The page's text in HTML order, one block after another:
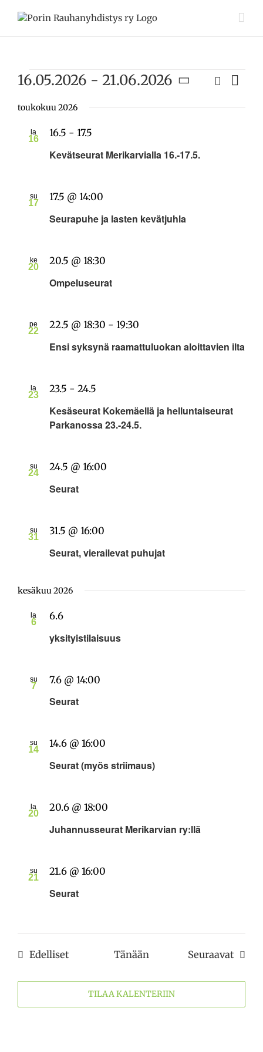
Tapahtumat Etsi
Lista
16.05.2026 - 21.06.2026
päivä.
toukokuu 2026
la
16
Kevätseurat Merikarvialla 16.-17.5.
16.5 - 17.5
su
17
Seurapuhe ja lasten kevätjuhla
17.5 @ 14:00
ke
20
Ompeluseurat
20.5 @ 18:30
pe
22
Ensi syksynä raamattuluokan aloittavien ilta
22.5 @ 18:30 - 19:30
la
23
Kesäseurat Kokemäellä ja helluntaiseurat
Parkanossa 23.-24.5.
23.5 - 24.5
su
24
Seurat
24.5 @ 16:00
su
31
Seurat, vierailevat puhujat
31.5 @ 16:00
kesäkuu 2026
la
6
yksityistilaisuus
6.6
su
7
Seurat
7.6 @ 14:00
su
14
Seurat (myös striimaus)
14.6 @ 16:00
la
20
Juhannusseurat Merikarvian ry:llä
20.6 @ 18:00
su
21
Seurat
21.6 @ 16:00
EdellisetTapahtumatTänään Seuraavat
TILAA KALENTERIIN